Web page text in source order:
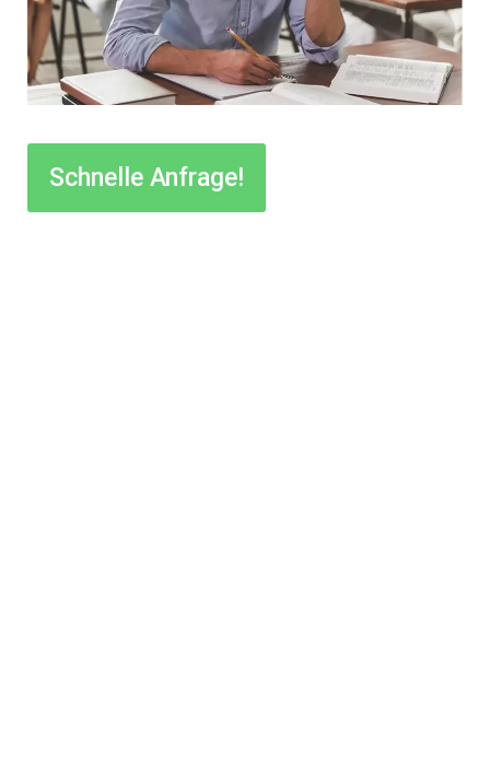
Schnelle Anfrage!